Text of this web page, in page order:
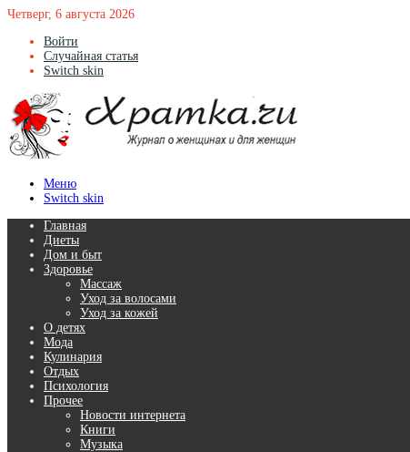
Четверг, 6 августа 2026
Войти
Случайная статья
Switch skin
Меню
Switch skin
Главная
Диеты
Дом и быт
Здоровье
Массаж
Уход за волосами
Уход за кожей
О детях
Мода
Кулинария
Отдых
Психология
Прочее
Новости интернета
Книги
Музыка